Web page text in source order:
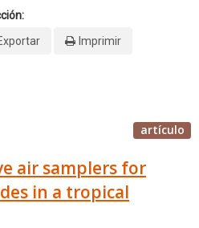
Imprimir
artículo
air samplers for
in a tropical